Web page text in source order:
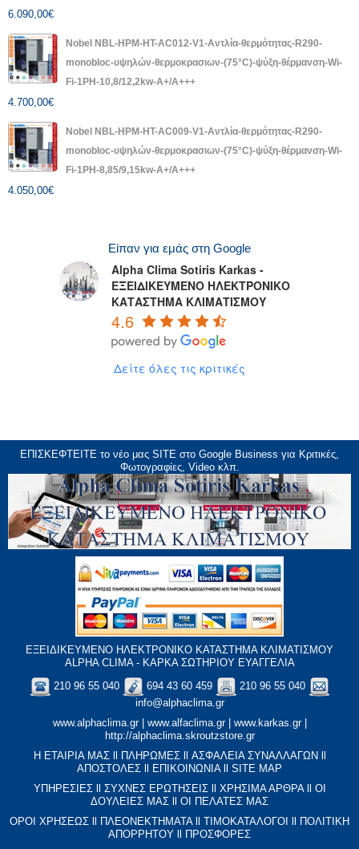
6.090,00€
Nobel NBL-HPM-HT-AC012-V1-Αντλία-θερμότητας-R290-
monobloc-υψηλών-θερμοκρασιων-(75°C)-ψύξη-θέρμανση-Wi-
Fi-1PH-10,8/12,2kw-A+/A+++
4.700,00€
Nobel NBL-HPM-HT-AC009-V1-Αντλία-θερμότητας-R290-
monobloc-υψηλών-θερμοκρασιων-(75°C)-ψύξη-θέρμανση-Wi-
Fi-1PH-8,85/9,15kw-A+/A+++
4.050,00€
Είπαν για εμάς στη Google
Alpha Clima Sotiris Karkas -
ΕΞΕΙΔΙΚΕΥΜΕΝΟ ΗΛΕΚΤΡΟΝΙΚΟ
ΚΑΤΑΣΤΗΜΑ ΚΛΙΜΑΤΙΣΜΟΥ
4.6
Δείτε όλες τις κριτικές
ΕΠΙΣΚΕΦΤΕΙΤΕ το νέο μας SITE στο Google Business για Κριτικές,
Φωτογραφίες, Video κλπ.
ΕΞΕΙΔΙΚΕΥΜΕΝΟ ΗΛΕΚΤΡΟΝΙΚΟ ΚΑΤΑΣΤΗΜΑ ΚΛΙΜΑΤΙΣΜΟΥ
ALPHA CLIMA - ΚΑΡΚΑ ΣΩΤΗΡΙΟΥ ΕΥΑΓΓΕΛΙΑ
210 96 55 040
694 43 60 459
210 96 55 040
info@alphaclima.gr
www.alphaclima.gr| www.alfaclima.gr| www.karkas.gr|
http://alphaclima.skroutzstore.gr
Η ΕΤΑΙΡΙΑ ΜΑΣ
ΠΛΗΡΩΜΕΣ ΑΣΦΑΛΕΙΑ ΣΥΝΑΛΛΑΓΩΝ
ΑΠΟΣΤΟΛΕΣ
ΕΠΙΚΟΙΝΩΝΙΑ
SITE MAP
ΥΠΗΡΕΣΙΕΣll ΣΥΧΝΕΣ ΕΡΩΤΗΣΕΙΣll XΡΗΣΙΜΑ ΑΡΘΡΑll ΟΙ
ΔΟΥΛΕΙΕΣ ΜΑΣ
ΟΙ ΠΕΛΑΤΕΣ ΜΑΣ
ΟΡΟΙ ΧΡΗΣΕΩΣ
ΠΛΕΟΝΕΚΤΗΜΑΤΑll ΤΙΜΟΚΑΤΑΛΟΓΟΙ
ΠΟΛΙΤΙΚΗ
ΑΠΟΡΡΗΤΟΥ
ΠΡΟΣΦΟΡΕΣ